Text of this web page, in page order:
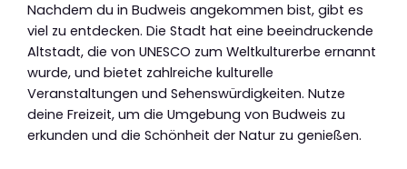
Nachdem du in Budweis angekommen bist, gibt es
viel zu entdecken. Die Stadt hat eine beeindruckende
Altstadt, die von UNESCO zum Weltkulturerbe ernannt
wurde, und bietet zahlreiche kulturelle
Veranstaltungen und Sehenswürdigkeiten. Nutze
deine Freizeit, um die Umgebung von Budweis zu
erkunden und die Schönheit der Natur zu genießen.